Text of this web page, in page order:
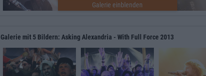
Galerie mit 5 Bildern: Asking Alexandria - With Full Force 2013